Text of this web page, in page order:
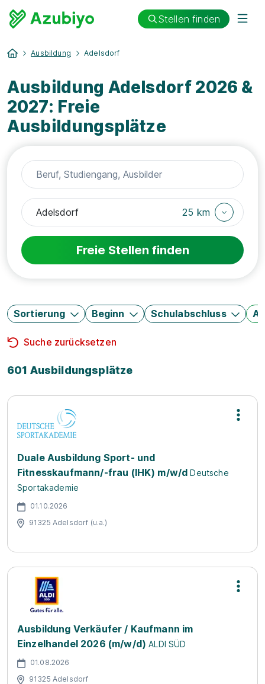
Stellen finden
Ausbildung Adelsdorf
Ausbildung Adelsdorf 2026 &
2027: Freie
Ausbildungsplätze
25 km
Freie Stellen finden
Sortierung Beginn Schulabschluss
Suche zurücksetzen
601 Ausbildungsplätze
Duale Ausbildung Sport- und
Fitnesskaufmann/-frau (IHK) m/w/d Deutsche
Sportakademie
01.10.2026
91325 Adelsdorf (u.a.)
Ausbildung Verkäufer / Kaufmann im
Einzelhandel 2026 (m/w/d) ALDI SÜD
01.08.2026
91325 Adelsdorf